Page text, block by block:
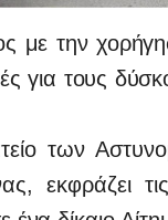
με την
για τους
των
εκφράζει